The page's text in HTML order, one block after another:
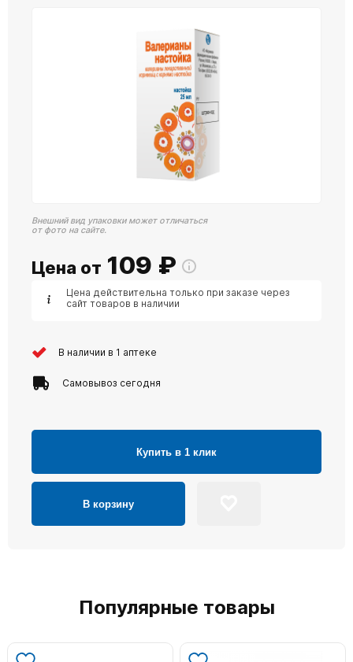
Внешний вид упаковки может отличаться
от фото на сайте.
Цена от 109 ₽
Цена действительна только при заказе через
сайт товаров в наличии
В наличии в 1 аптеке
Самовывоз сегодня
Купить в 1 клик
В корзину
Популярные товары